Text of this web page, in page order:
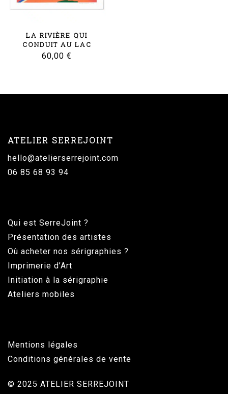
LA RIVIÈRE QUI
CONDUIT AU LAC
60,00 €
ATELIER SERREJOINT
hello@atelierserrejoint.com
06 85 68 93 94
Qui est SerreJoint ?
Présentation des artistes
Où acheter nos sérigraphies ?
Imprimerie d’Art
Initiation à la sérigraphie
Ateliers mobiles
Mentions légales
Conditions générales de vente
© 2025 ATELIER SERREJOINT